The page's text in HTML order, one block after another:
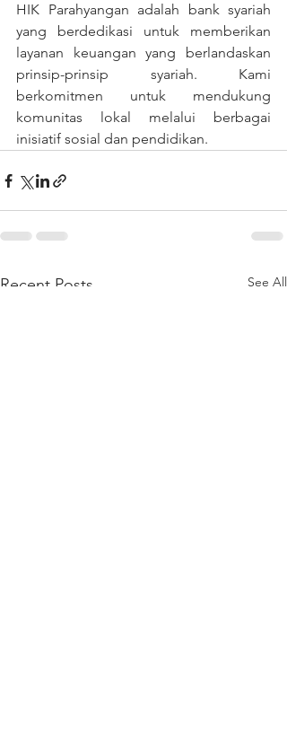
HIK Parahyangan adalah bank syariah
yang berdedikasi untuk memberikan
layanan keuangan yang berlandaskan
prinsip-prinsip syariah. Kami
berkomitmen untuk mendukung
komunitas lokal melalui berbagai
inisiatif sosial dan pendidikan.
Recent Posts See All